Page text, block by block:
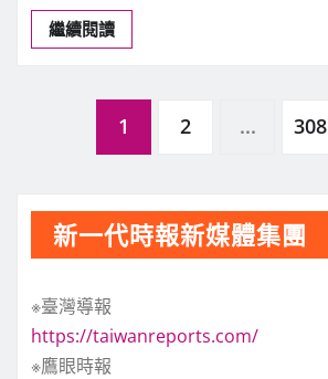
繼續閱讀
章
分
頁
1 2 ... 308
新一代時報新媒體集團
※臺灣導報
https://taiwanreports.com/
※鷹眼時報